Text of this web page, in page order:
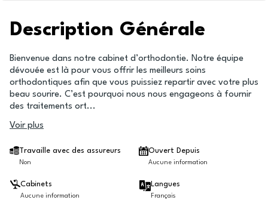
Description Générale
Bienvenue dans notre cabinet d’orthodontie. Notre équipe
dévouée est là pour vous offrir les meilleurs soins
orthodontiques afin que vous puissiez repartir avec votre plus
beau sourire. C’est pourquoi nous nous engageons à fournir
des traitements ort...
Voir plus
Travaille avec des assureurs
Non
Ouvert Depuis
Aucune information
Cabinets
Aucune information
Langues
Français